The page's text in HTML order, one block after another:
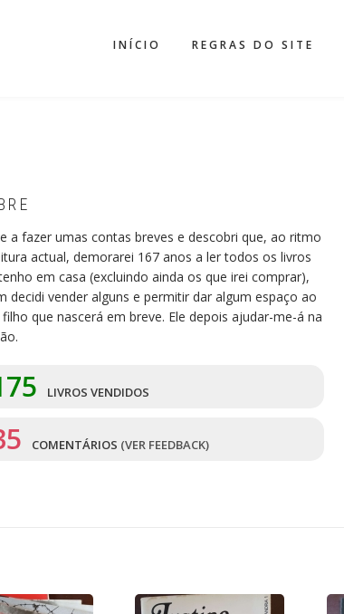
INÍCIO REGRAS DO SITE
a fazer umas contas breves e descobri que, ao ritmo
actual, demorarei 167 anos a ler todos os livros
em casa (excluindo ainda os que irei comprar),
decidi vender alguns e permitir dar algum espaço ao
que nascerá em breve. Ele depois ajudar-me-á na
LIVROS VENDIDOS
COMENTÁRIOS (VER FEEDBACK)